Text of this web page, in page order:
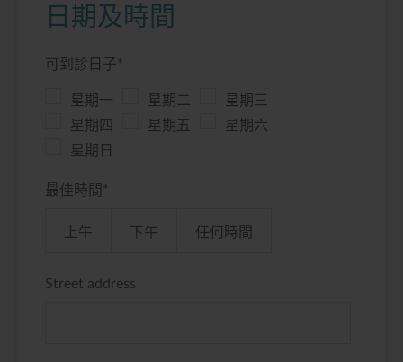
日期及時間
可到診日子 *
星期一 星期二
星期三
星期四
星期五
星期六
星期日
最佳時間 *
上午 下午 任何時間
Street address